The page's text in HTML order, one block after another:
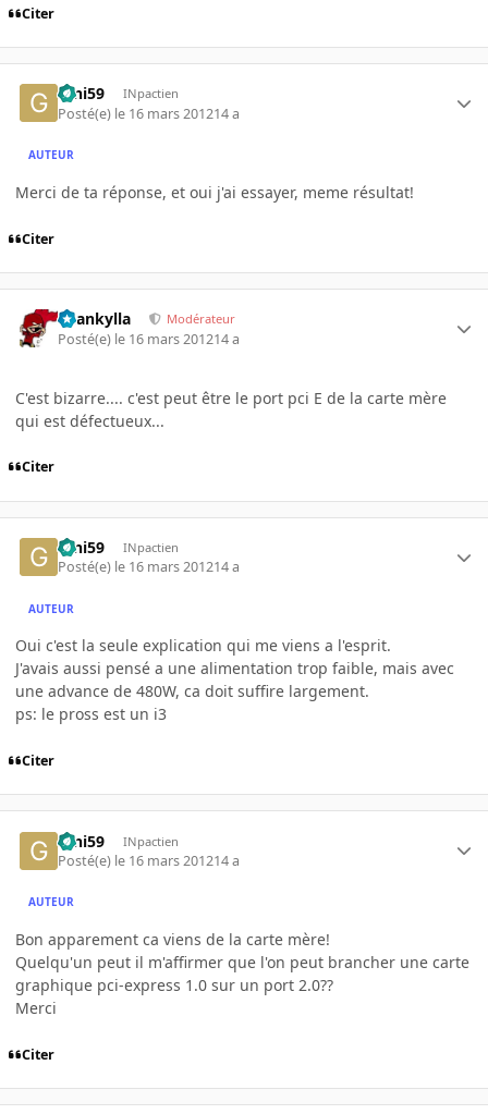
Citer
Gini59 INpactien
Posté(e) le 16 mars 201214 a
AUTEUR
Merci de ta réponse, et oui j'ai essayer, meme résultat!
Citer
beankylla Modérateur
Posté(e) le 16 mars 201214 a
C'est bizarre.... c'est peut être le port pci E de la carte mère
qui est défectueux...
Citer
Gini59 INpactien
Posté(e) le 16 mars 201214 a
AUTEUR
Oui c'est la seule explication qui me viens a l'esprit.
J'avais aussi pensé a une alimentation trop faible, mais avec
une advance de 480W, ca doit suffire largement.
ps: le pross est un i3
Citer
Gini59 INpactien
Posté(e) le 16 mars 201214 a
AUTEUR
Bon apparement ca viens de la carte mère!
Quelqu'un peut il m'affirmer que l'on peut brancher une carte
graphique pci-express 1.0 sur un port 2.0??
Merci
Citer